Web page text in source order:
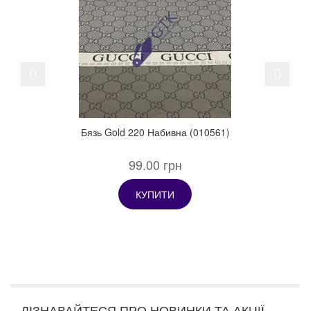
Бязь Gold 220 Набивна (010561)
99.00 грн
КУПИТИ
Previous